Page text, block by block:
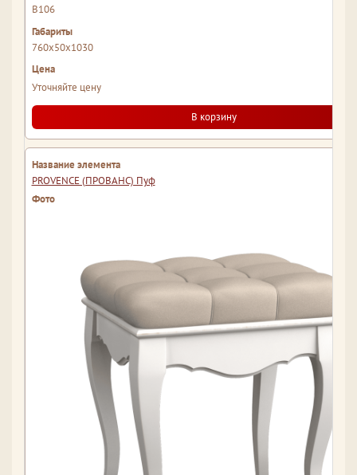
В106
760x50x1030
Уточняйте цену
В корзину
PROVENCE (ПРОВАНС) Пуф